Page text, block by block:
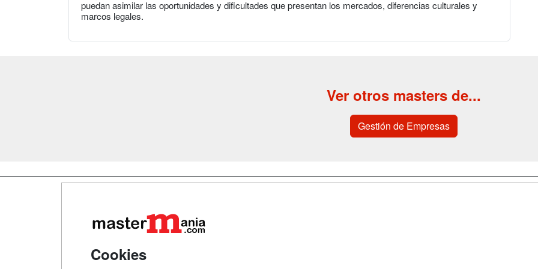
puedan asimilar las oportunidades y dificultades que presentan los mercados, diferencias culturales y
marcos legales.
Ver otros masters de...
Gestión de Empresas
Cookies